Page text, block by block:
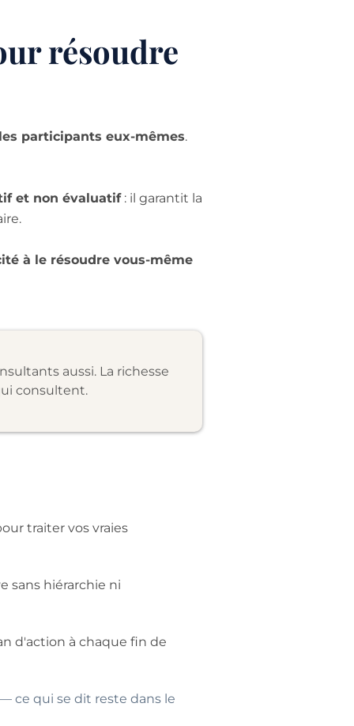
résoudre
participants eux-mêmes.
et non évaluatif: il garantit la
à le résoudre vous-même
aussi. La richesse
consultent.
traiter vos vraies
sans hiérarchie ni
d'action à chaque fin de
ce qui se dit reste dans le